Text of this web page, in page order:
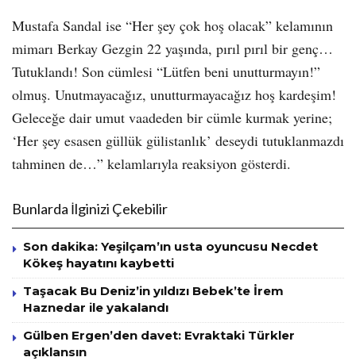
Mustafa Sandal ise “Her şey çok hoş olacak” kelamının
mimarı Berkay Gezgin 22 yaşında, pırıl pırıl bir genç…
Tutuklandı! Son cümlesi “Lütfen beni unutturmayın!”
olmuş. Unutmayacağız, unutturmayacağız hoş kardeşim!
Geleceğe dair umut vaadeden bir cümle kurmak yerine;
‘Her şey esasen güllük gülistanlık’ deseydi tutuklanmazdı
tahminen de…” kelamlarıyla reaksiyon gösterdi.
Bunlarda İlginizi Çekebilir
Son dakika: Yeşilçam’ın usta oyuncusu Necdet
Kökeş hayatını kaybetti
Taşacak Bu Deniz’in yıldızı Bebek’te İrem
Haznedar ile yakalandı
Gülben Ergen’den davet: Evraktaki Türkler
açıklansın